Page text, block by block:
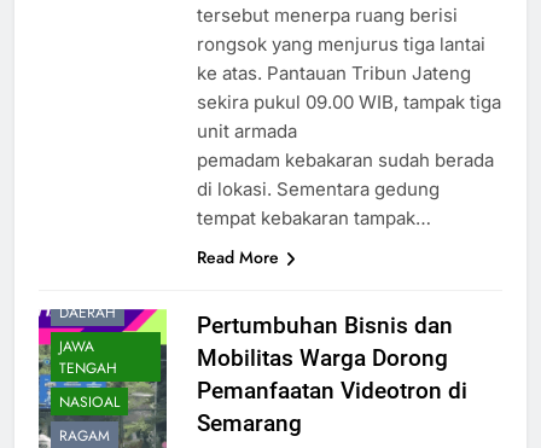
tersebut menerpa ruang berisi
rongsok yang menjurus tiga lantai
ke atas. Pantauan Tribun Jateng
sekira pukul 09.00 WIB, tampak tiga
unit armada
pemadam kebakaran sudah berada
di lokasi. Sementara gedung
tempat kebakaran tampak…
Read More
DAERAH
JAWA
TENGAH
NASIOAL
RAGAM
Pertumbuhan Bisnis dan
Mobilitas Warga Dorong
Pemanfaatan Videotron di
Semarang